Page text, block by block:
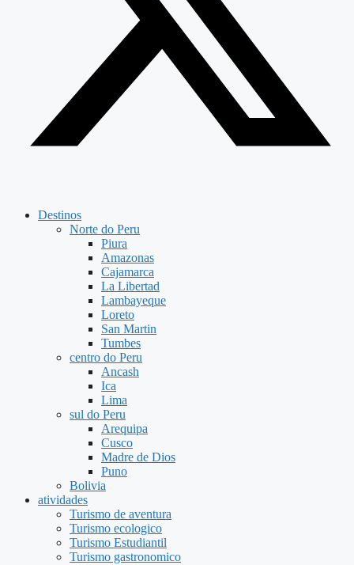
Destinos
Norte do Peru
Piura
Amazonas
Cajamarca
La Libertad
Lambayeque
Loreto
San Martin
Tumbes
centro do Peru
Ancash
Ica
Lima
sul do Peru
Arequipa
Cusco
Madre de Dios
Puno
Bolivia
atividades
Turismo de aventura
Turismo ecologico
Turismo Estudiantil
Turismo gastronomico